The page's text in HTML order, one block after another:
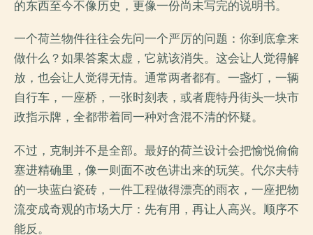
的东西至今不像历史，更像一份尚未写完的说明书。
一个荷兰物件往往会先问一个严厉的问题：你到底拿来
做什么？如果答案太虚，它就该消失。这会让人觉得解
放，也会让人觉得无情。通常两者都有。一盏灯，一辆
自行车，一座桥，一张时刻表，或者鹿特丹街头一块市
政指示牌，全都带着同一种对含混不清的怀疑。
不过，克制并不是全部。最好的荷兰设计会把愉悦偷偷
塞进精确里，像一则面不改色讲出来的玩笑。代尔夫特
的一块蓝白瓷砖，一件工程做得漂亮的雨衣，一座把物
流变成奇观的市场大厅：先有用，再让人高兴。顺序不
能反。